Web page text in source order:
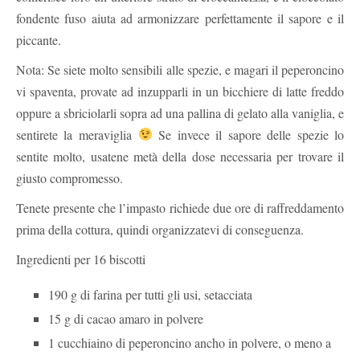
fondente fuso aiuta ad armonizzare perfettamente il sapore e il
piccante.
Nota: Se siete molto sensibili alle spezie, e magari il peperoncino
vi spaventa, provate ad inzupparli in un bicchiere di latte freddo
oppure a sbriciolarli sopra ad una pallina di gelato alla vaniglia, e
sentirete la meraviglia
Se invece il sapore delle spezie lo
sentite molto, usatene metà della dose necessaria per trovare il
giusto compromesso.
Tenete presente che l’impasto richiede due ore di raffreddamento
prima della cottura, quindi organizzatevi di conseguenza.
Ingredienti per 16 biscotti
190 g di farina per tutti gli usi, setacciata
15 g di cacao amaro in polvere
1 cucchiaino di peperoncino ancho in polvere, o meno a